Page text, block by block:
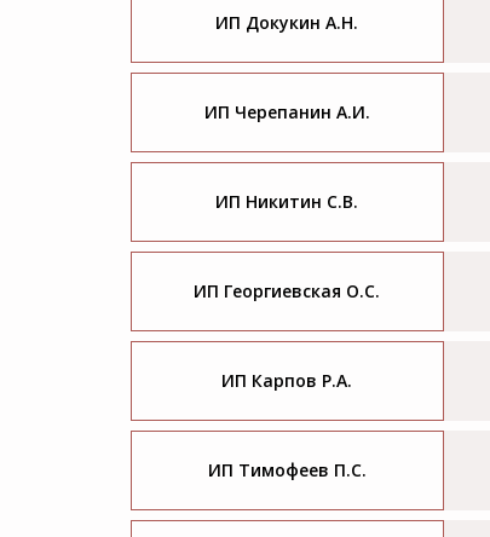
ИП Докукин А.Н.
ИП Черепанин А.И.
ИП Никитин С.В.
ИП Георгиевская О.С.
ИП Карпов Р.А.
ИП Тимофеев П.С.